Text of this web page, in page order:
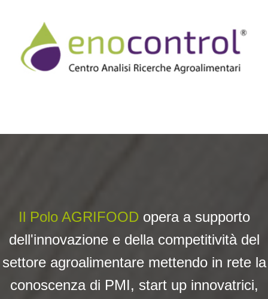
Il Polo AGRIFOOD opera a supporto
dell'innovazione e della competitività del
settore agroalimentare mettendo in rete la
conoscenza di PMI, start up innovatrici,